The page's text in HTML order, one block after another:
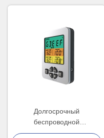
Долгосрочный
беспроводной
располагаться лагерем